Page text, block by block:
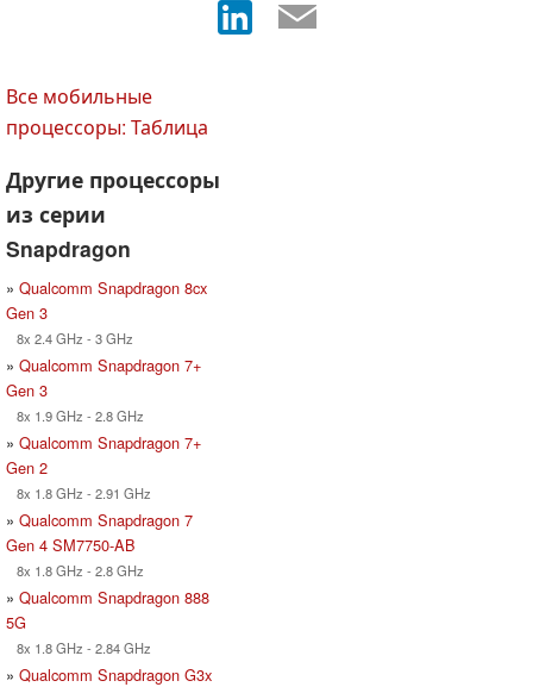
Все мобильные
процессоры: Таблица
Другие процессоры
из серии
Snapdragon
» Qualcomm Snapdragon 8cx
Gen 3
8x 2.4 GHz - 3 GHz
» Qualcomm Snapdragon 7+
Gen 3
8x 1.9 GHz - 2.8 GHz
» Qualcomm Snapdragon 7+
Gen 2
8x 1.8 GHz - 2.91 GHz
» Qualcomm Snapdragon 7
Gen 4 SM7750-AB
8x 1.8 GHz - 2.8 GHz
» Qualcomm Snapdragon 888
5G
8x 1.8 GHz - 2.84 GHz
» Qualcomm Snapdragon G3x